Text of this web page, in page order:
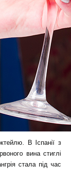
В Іспанії з
вина стиглі
стала під час